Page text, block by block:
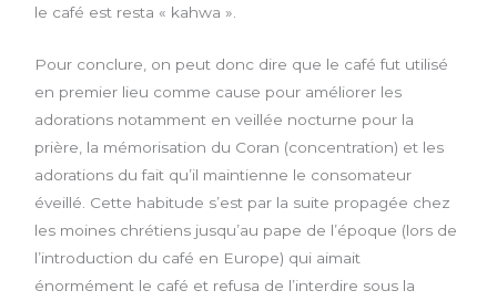
le café est resta « kahwa ».
Pour conclure, on peut donc dire que le café fut utilisé
en premier lieu comme cause pour améliorer les
adorations notamment en veillée nocturne pour la
prière, la mémorisation du Coran (concentration) et les
adorations du fait qu’il maintienne le consomateur
éveillé. Cette habitude s’est par la suite propagée chez
les moines chrétiens jusqu’au pape de l’époque (lors de
l’introduction du café en Europe) qui aimait
énormément le café et refusa de l’interdire sous la